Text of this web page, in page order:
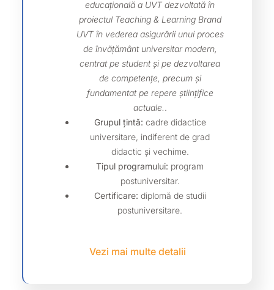
educațională a UVT dezvoltată în
proiectul Teaching & Learning Brand
UVT în vederea asigurării unui proces
de învățământ universitar modern,
centrat pe student și pe dezvoltarea
de competențe, precum și
fundamentat pe repere științifice
actuale..
Grupul țintă: cadre didactice
universitare, indiferent de grad
didactic și vechime.
Tipul programului: program
postuniversitar.
Certificare: diplomă de studii
postuniversitare.
Vezi mai multe detalii